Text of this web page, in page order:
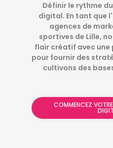
Définir le rythme
digital. En tant que
agences de
sportives de Lille,
flair créatif avec
pour fournir des
cultivons des
COMMENCEZ